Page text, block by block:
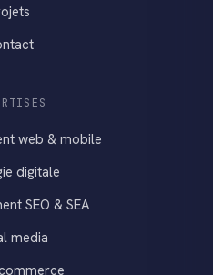
web & mobile
digitale
SEO & SEA
media